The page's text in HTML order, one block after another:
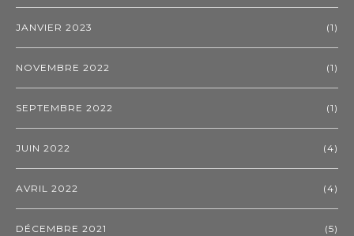
JANVIER 2023 (1)
NOVEMBRE 2022 (1)
SEPTEMBRE 2022 (1)
JUIN 2022 (4)
AVRIL 2022 (4)
DÉCEMBRE 2021 (5)